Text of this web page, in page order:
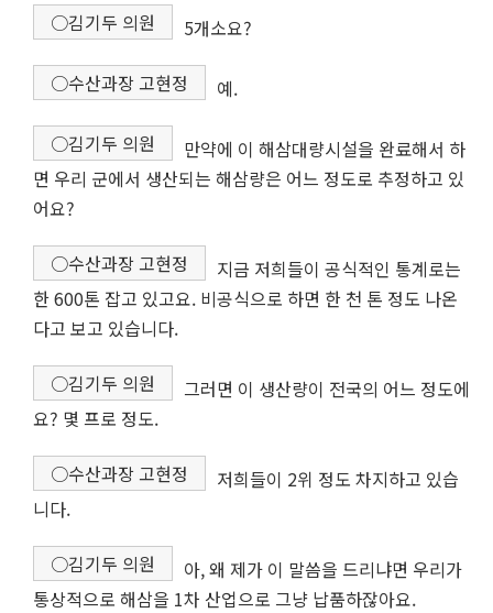
○김기두 의원 5개소요?
○수산과장 고현정 예.
○김기두 의원
만약에 이 해삼대량시설을 완료해서 하
면 우리 군에서 생산되는 해삼량은 어느 정도로 추정하고 있
어요?
○수산과장 고현정
지금 저희들이 공식적인 통계로는
한 600톤 잡고 있고요. 비공식으로 하면 한 천 톤 정도 나온
다고 보고 있습니다.
○김기두 의원
그러면 이 생산량이 전국의 어느 정도에
요? 몇 프로 정도.
○수산과장 고현정
저희들이 2위 정도 차지하고 있습
니다.
○김기두 의원
아, 왜 제가 이 말씀을 드리냐면 우리가
통상적으로 해삼을 1차 산업으로 그냥 납품하잖아요.